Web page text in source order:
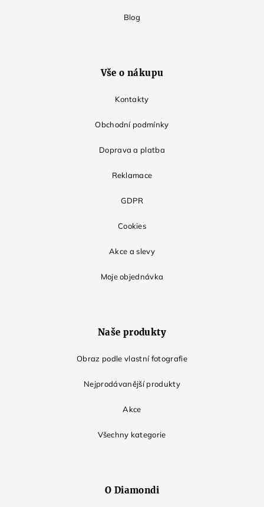
Blog
Vše o nákupu
Kontakty
Obchodní podmínky
Doprava a platba
Reklamace
GDPR
Cookies
Akce a slevy
Moje objednávka
Naše produkty
Obraz podle vlastní fotografie
Nejprodávanější produkty
Akce
Všechny kategorie
O Diamondi